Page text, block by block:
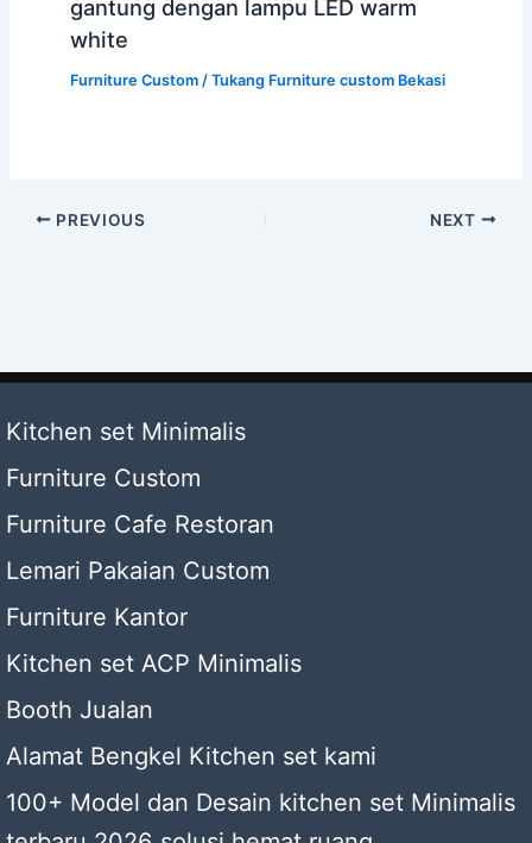
gantung dengan lampu LED warm
white
Furniture Custom/ Tukang Furniture custom Bekasi
PREVIOUS NEXT
Kitchen set Minimalis
Furniture Custom
Furniture Cafe Restoran
Lemari Pakaian Custom
Furniture Kantor
Kitchen set ACP Minimalis
Booth Jualan
Alamat Bengkel Kitchen set kami
100+ Model dan Desain kitchen set Minimalis